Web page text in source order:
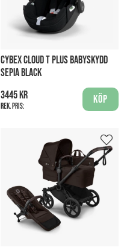
CYBEX CLOUD T PLUS BABYSKYDD
SEPIA BLACK
3445 kr
Rek. pris:
Köp